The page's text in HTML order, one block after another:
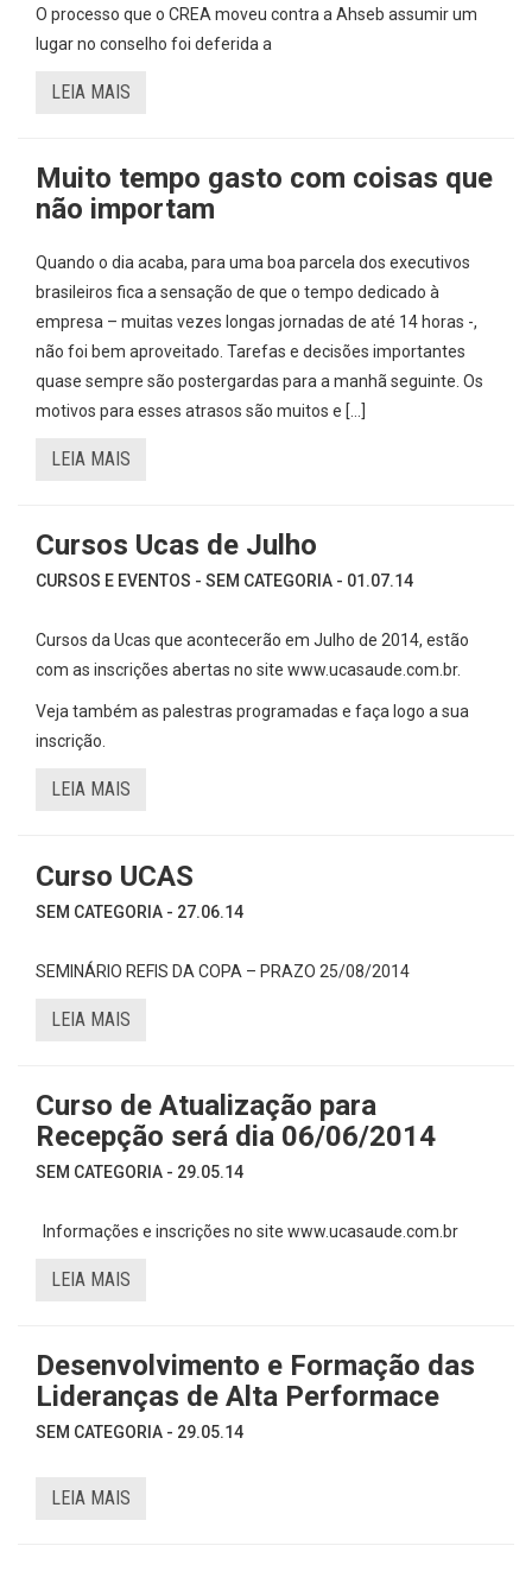
O processo que o CREA moveu contra a Ahseb assumir um
lugar no conselho foi deferida a
LEIA MAIS
Muito tempo gasto com coisas que
não importam
Quando o dia acaba, para uma boa parcela dos executivos
brasileiros fica a sensação de que o tempo dedicado à
empresa – muitas vezes longas jornadas de até 14 horas -,
não foi bem aproveitado. Tarefas e decisões importantes
quase sempre são postergardas para a manhã seguinte. Os
motivos para esses atrasos são muitos e […]
LEIA MAIS
Cursos Ucas de Julho
CURSOS E EVENTOS - SEM CATEGORIA - 01.07.14
Cursos da Ucas que acontecerão em Julho de 2014, estão
com as inscrições abertas no site www.ucasaude.com.br.
Veja também as palestras programadas e faça logo a sua
inscrição.
LEIA MAIS
Curso UCAS
SEM CATEGORIA - 27.06.14
SEMINÁRIO REFIS DA COPA – PRAZO 25/08/2014
LEIA MAIS
Curso de Atualização para
Recepção será dia 06/06/2014
SEM CATEGORIA - 29.05.14
Informações e inscrições no site www.ucasaude.com.br
LEIA MAIS
Desenvolvimento e Formação das
Lideranças de Alta Performace
SEM CATEGORIA - 29.05.14
LEIA MAIS